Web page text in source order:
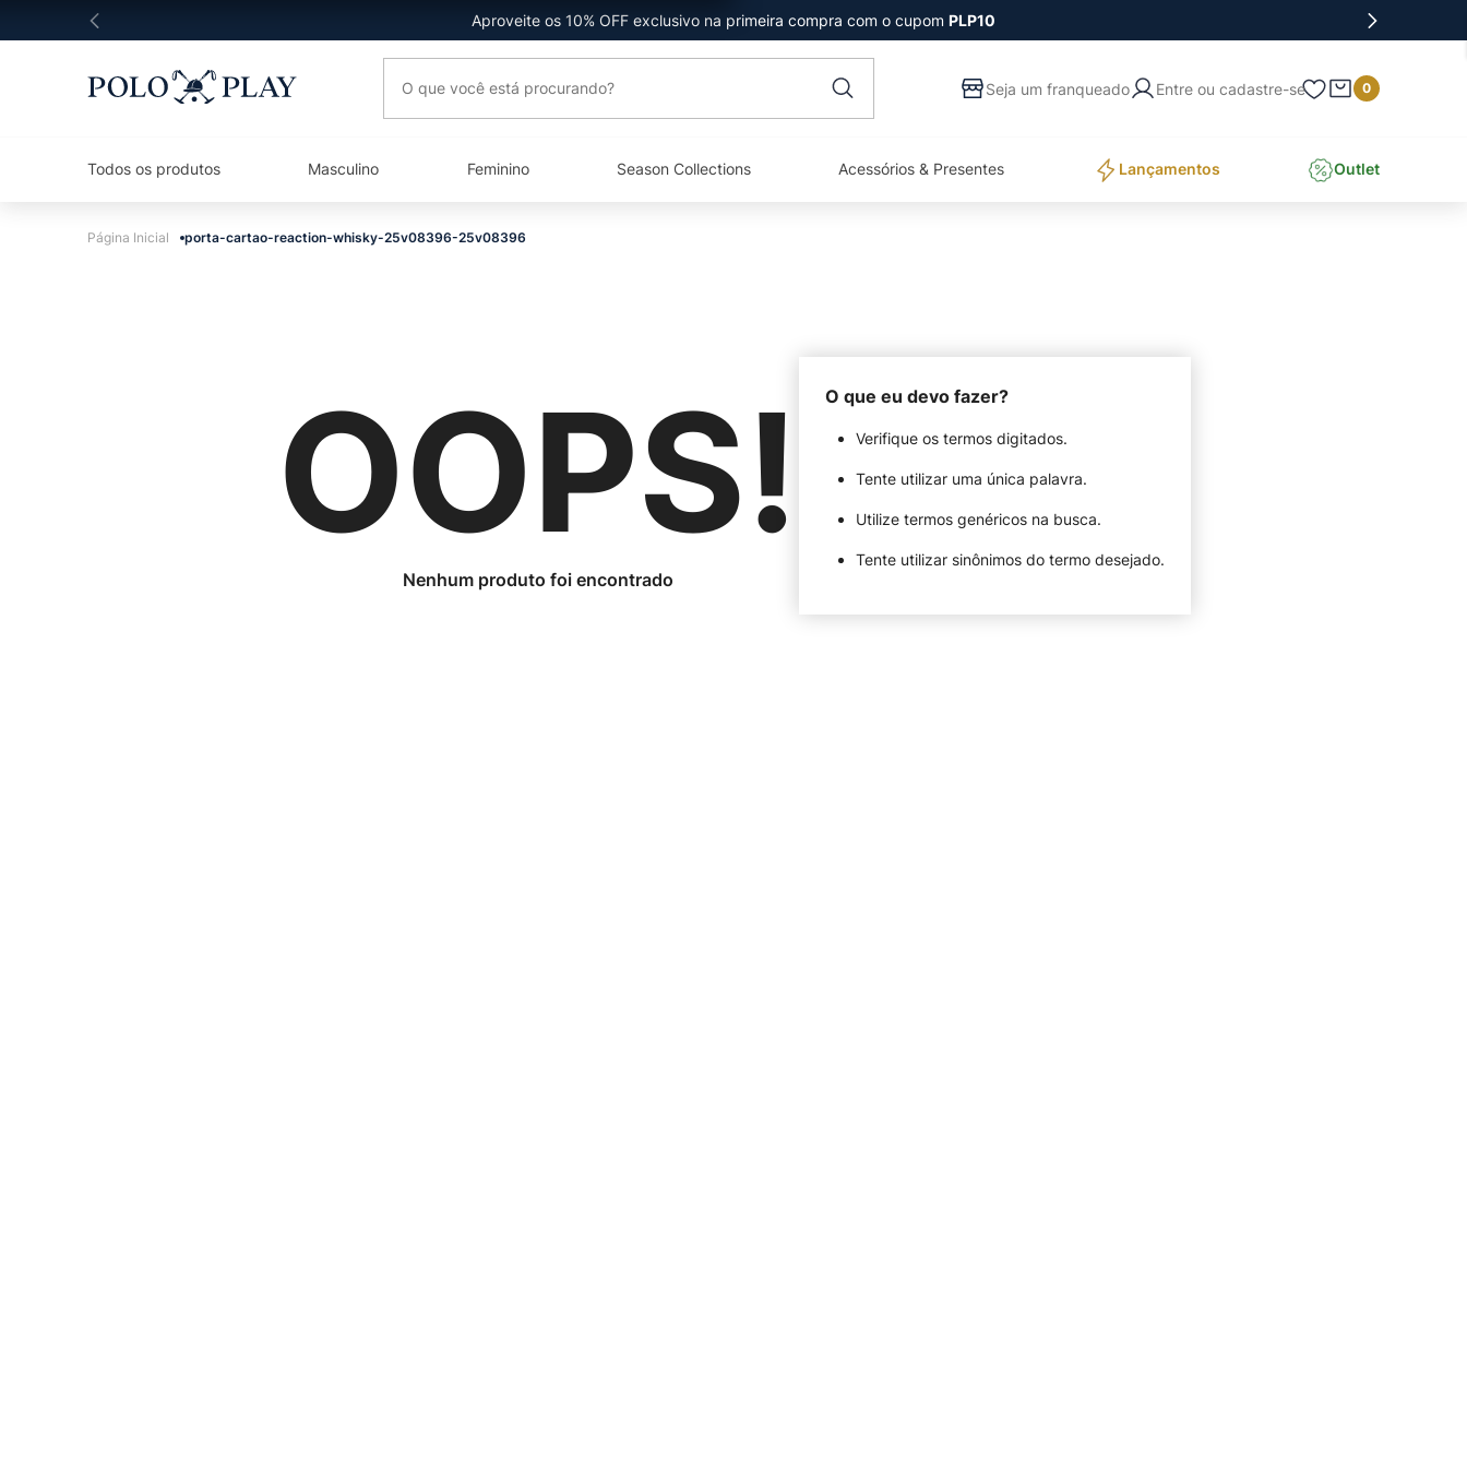
Aproveite os 10% OFF exclusivo na primeira compra com o cupom PLP10
Entre ou cadastre-se 0
Todos os produtos Masculino Feminino Season Collections Acessórios & Presentes Lançamentos Outlet
porta-cartao-reaction-whisky-25v08396-25v08396
OOPS! O que eu devo fazer?
Verifique os termos digitados.
Tente utilizar uma única palavra.
Utilize termos genéricos na busca.
Tente utilizar sinônimos do termo desejado.